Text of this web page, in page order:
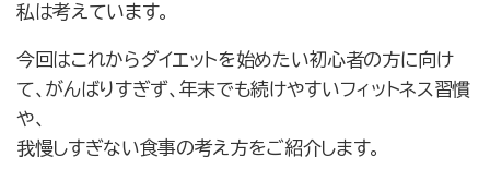
運営会社情報
採用情報
私は考えています。
今回はこれからダイエットを始めたい初心者の方に向け
て、がんばりすぎず、年末でも続けやすいフィットネス習慣
や、
我慢しすぎない食事の考え方をご紹介します。